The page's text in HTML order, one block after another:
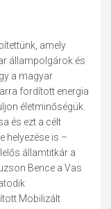
amely
állampolgárok és
a magyar
fordított energia
életminőségük.
és ezt a célt
helyezése is –
államtitkár a
Bence a Vas
Mobilizált